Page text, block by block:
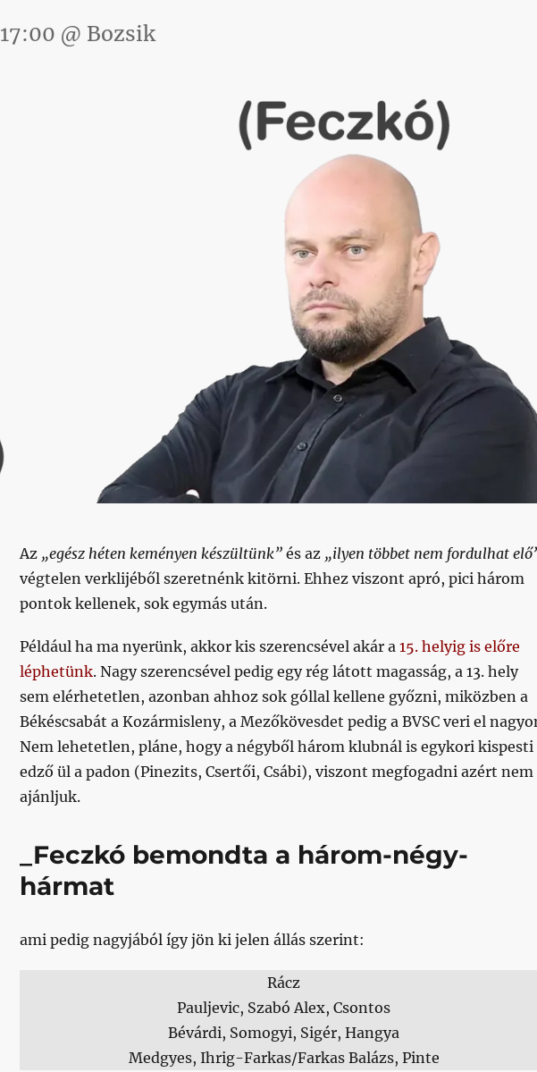
@ Bozsik
Az „egész héten keményen készültünk”és az „ilyen többet nem fordulhat
végtelen verklijéből szeretnénk kitörni. Ehhez viszont apró, pici három
pontok kellenek, sok egymás után.
Például ha ma nyerünk, akkor kis szerencsével akár a 15. helyig is előre
léphetünk. Nagy szerencsével pedig egy rég látott magasság, a 13. hely
sem elérhetetlen, azonban ahhoz sok góllal kellene győzni, miközben a
Békéscsabát a Kozármisleny, a Mezőkövesdet pedig a BVSC veri el
Nem lehetetlen, pláne, hogy a négyből három klubnál is egykori kispesti
edző ül a padon (Pinezits, Csertői, Csábi), viszont megfogadni azért nem
ajánljuk.
_Feczkó bemondta a három-négy-
hármat
ami pedig nagyjából így jön ki jelen állás szerint:
Rácz
Pauljevic, Szabó Alex, Csontos
Bévárdi, Somogyi, Sigér, Hangya
Medgyes, Ihrig-Farkas/Farkas Balázs, Pinte